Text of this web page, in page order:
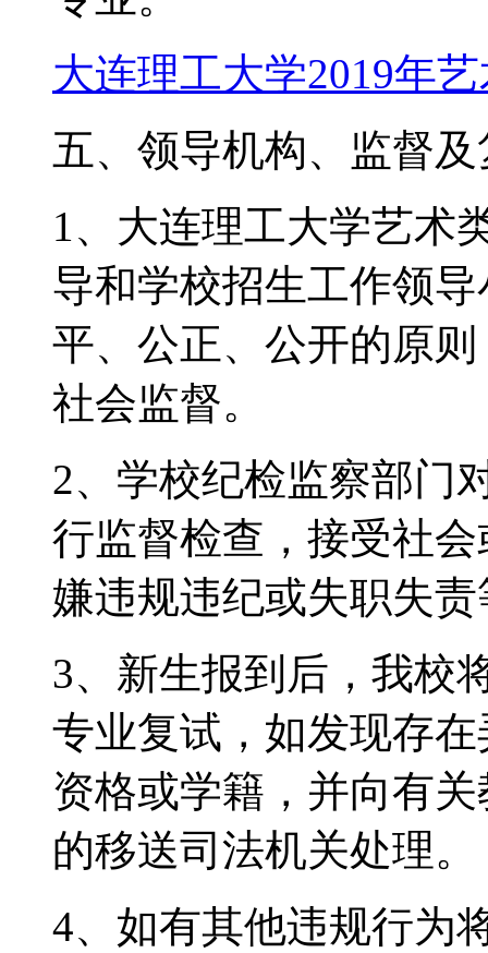
大连理工大学2019年
五、领导机构、监督
1、大连理工大学艺术
导和学校招生工作领
平、公正、公开的原
社会监督。
2、学校纪检监察部门
行监督检查，接受社
嫌违规违纪或失职失
3、新生报到后，我校
专业复试，如发现存
资格或学籍，并向有
的移送司法机关处理。
4、如有其他违规行为